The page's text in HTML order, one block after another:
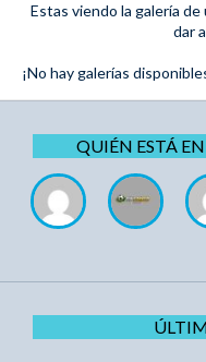
Estas viendo la galería de
dar
¡No hay galerías
QUIÉN ESTÁ